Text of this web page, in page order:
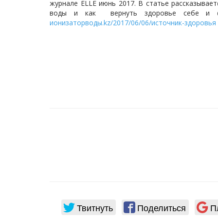
журнале ELLE июнь 2017. В статье
воды и как вернуть здоровье себе и
ионизаторводы.kz/2017/06/06/источник-здоровья
Твитнуть Поделиться